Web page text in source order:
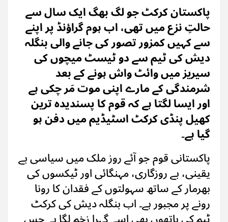
پاکستان کرکٹ جو لگ بھگ ایک سال سے
حالتِ نزع میں تھی، اب ہوم گراؤنڈ پر اپنے
سے کہیں کمزور تصور کی جانے والی بنگلہ
دیش کی ٹیم سے دو ٹیسٹ میچوں کی
سیریز میں وائٹ واش ہونے کے بعد
شرمندگی کے مارے اپنی موت مَر چکی ہے
اور ایسا لگتا ہے کہ قوم کا پسندیدہ ترین
کھیل پنڈی کرکٹ اسٹیڈیم میں دفن ہو
گیا ہے۔
پاکستانی قوم جو آئے روز ملک میں سیاسی بے
یقینی، بے روزگاری، مہنگائی اور ٹیکسوں کی
بھرمار کے ساتھ سہولتوں کے فقدان کا رونا
رونے پر مجبور ہے۔ اب بنگلہ دیش کی کرکٹ